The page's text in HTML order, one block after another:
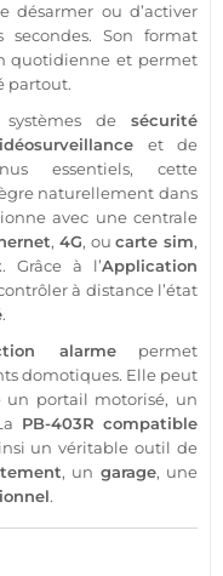
désarmer ou d’activer
secondes. Son format
quotidienne et permet
partout.
de sécurité
et de
essentiels, cette
naturellement dans
avec une centrale
, 4G, oucarte sim,
. Grâce à l’Application
à distance l’état
.
alarmepermet
domotiques. Elle peut
un portail motorisé, un
PB-403R compatible
un véritable outil de
, un garage, une
.